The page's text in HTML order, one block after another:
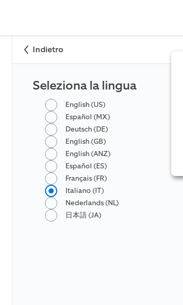
Indietro
Seleziona la lingua
English (US)
Español (MX)
Deutsch (DE)
English (GB)
English (ANZ)
Español (ES)
Français (FR)
Italiano (IT)
Nederlands (NL)
日本語 (JA)